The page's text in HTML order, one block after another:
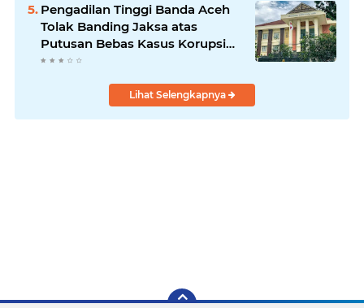
Pengadilan Tinggi Banda Aceh
Tolak Banding Jaksa atas
Putusan Bebas Kasus Korupsi
Wastafel
Lihat Selengkapnya